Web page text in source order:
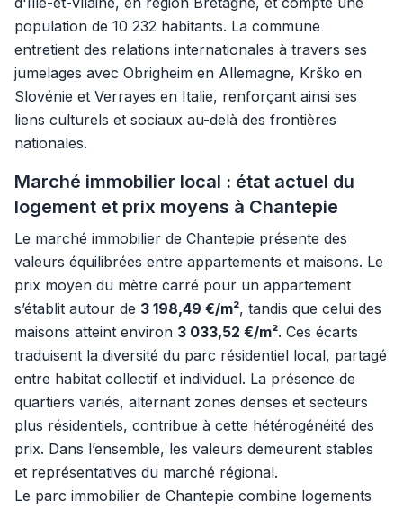
population de 10 232 habitants. La commune
entretient des relations internationales à travers ses
jumelages avec Obrigheim en Allemagne, Krško en
Slovénie et Verrayes en Italie, renforçant ainsi ses
liens culturels et sociaux au-delà des frontières
nationales.
Marché immobilier local : état actuel du
logement et prix moyens à Chantepie
Le marché immobilier de Chantepie présente des
valeurs équilibrées entre appartements et maisons. Le
prix moyen du mètre carré pour un appartement
s’établit autour de 3 198,49 €/m², tandis que celui des
maisons atteint environ 3 033,52 €/m². Ces écarts
traduisent la diversité du parc résidentiel local, partagé
entre habitat collectif et individuel. La présence de
quartiers variés, alternant zones denses et secteurs
plus résidentiels, contribue à cette hétérogénéité des
prix. Dans l’ensemble, les valeurs demeurent stables
et représentatives du marché régional.
Le parc immobilier de Chantepie combine logements